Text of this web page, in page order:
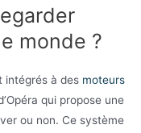
monde ?
intégrés à des moteurs
qui propose une
ou non. Ce système